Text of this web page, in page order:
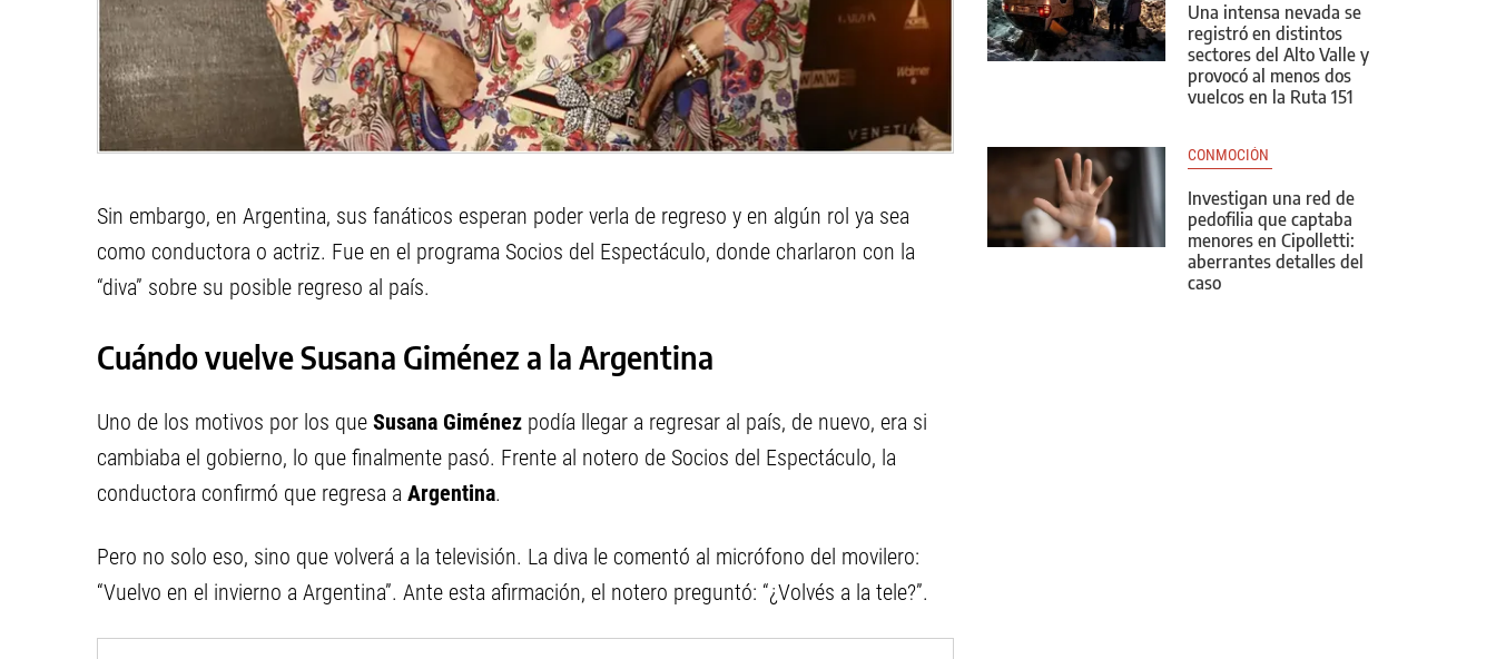
Sin embargo, en Argentina, sus fanáticos esperan poder verla de regreso y en algún rol ya sea
como conductora o actriz. Fue en el programa Socios del Espectáculo, donde charlaron con la
“diva” sobre su posible regreso al país.
Cuándo vuelve Susana Giménez a la Argentina
Uno de los motivos por los que Susana Giménez podía llegar a regresar al país, de nuevo, era si
cambiaba el gobierno, lo que finalmente pasó. Frente al notero de Socios del Espectáculo, la
conductora confirmó que regresa a Argentina.
Pero no solo eso, sino que volverá a la televisión. La diva le comentó al micrófono del movilero:
“Vuelvo en el invierno a Argentina”. Ante esta afirmación, el notero preguntó: “¿Volvés a la tele?”.
Una intensa nevada se
registró en distintos
sectores del Alto Valle y
provocó al menos dos
vuelcos en la Ruta 151
CONMOCIÓN
Investigan una red de
pedofilia que captaba
menores en Cipolletti:
aberrantes detalles del
caso